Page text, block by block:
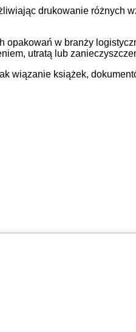
drukowanie różnych
w branży
utratą lub
wiązanie książek,